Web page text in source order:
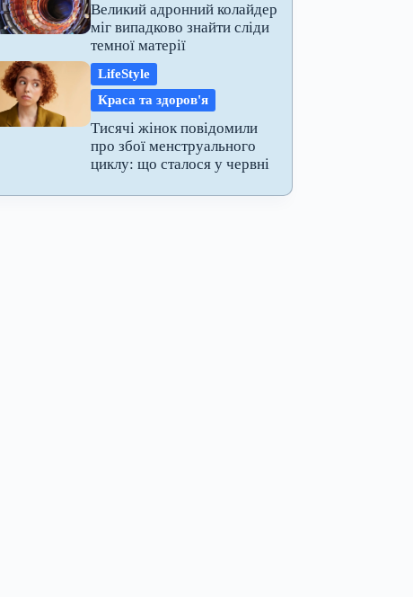
Великий адронний колайдер
міг випадково знайти сліди
темної матерії
LifeStyle
Краса та здоров'я
Тисячі жінок повідомили
про збої менструального
циклу: що сталося у червні